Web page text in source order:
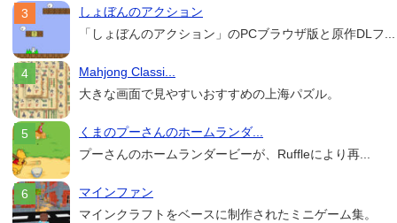
しょぼんのアクション
「しょぼんのアクション」のPCブラウザ版と原作DLフ...
Mahjong Classi...
大きな画面で見やすいおすすめの上海パズル。
くまのプーさんのホームランダ...
プーさんのホームランダービーが、Ruffleにより再...
マインファン
マインクラフトをベースに制作されたミニゲーム集。